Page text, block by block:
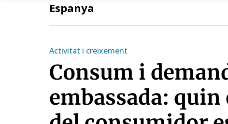
Espanya
Activitat i creixement
Consum i
embassada: